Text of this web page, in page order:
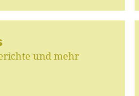
und mehr